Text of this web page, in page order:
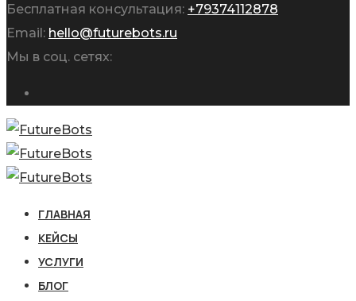
Бесплатная консультация: +79374112878
Email: hello@futurebots.ru
Мы в соц. сетях:
ГЛАВНАЯ
КЕЙСЫ
УСЛУГИ
БЛОГ